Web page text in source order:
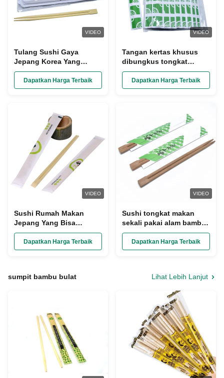
VIDEO
Tulang Sushi Gaya
Jepang Korea Yang
Dapat Digunakan
Kembali Bambu Tulang
Sapi Kerajinan Tulang
Dapatkan Harga Terbaik
VIDEO
Tangan kertas khusus
dibungkus tongkat
makan china grosir
tongkat makan dengan
logo
Dapatkan Harga Terbaik
VIDEO
Sushi Rumah Makan
Jepang Yang Bisa
Digunakan Dua Titik Stik
Bambu Berujung Ganda
Dengan Sleeve Kertas
Dapatkan Harga Terbaik
VIDEO
Sushi tongkat makan
sekali pakai alam bambu
tongkat makan dengan
logo khusus
Dapatkan Harga Terbaik
sumpit bambu bulat Lihat Lebih Lanjut